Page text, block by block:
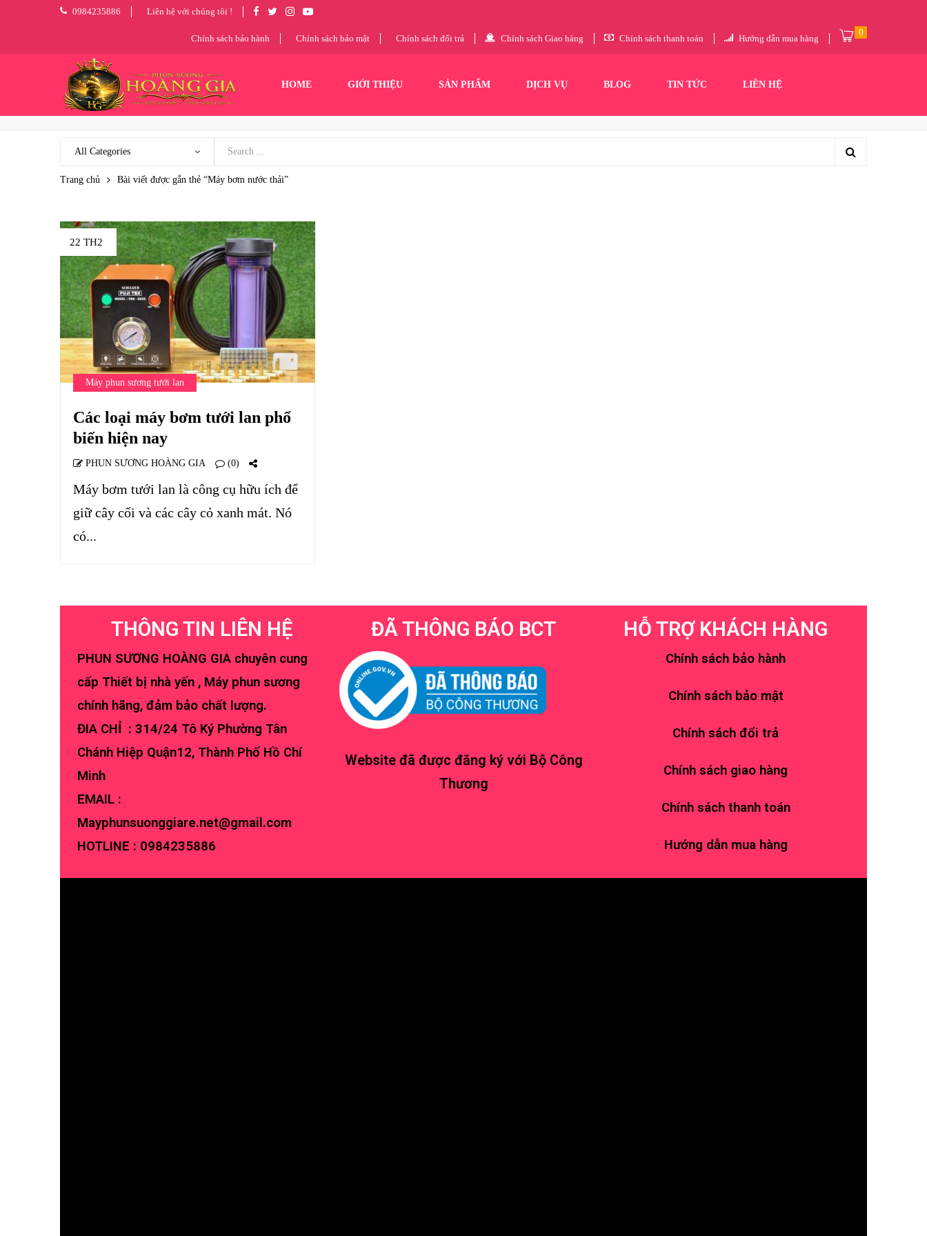
0984235886 Liên hệ với chúng tôi !
Chính sách bảo hành Chính sách bảo mật Chính sách đổi trả Chính sách Giao hàng Chính sách thanh toán Hướng dẫn mua hàng
0
HOME GIỚI THIỆU SẢN PHẨM DỊCH VỤ BLOG TIN TỨC LIÊN HỆ
Trang chủ Bài viết được gắn thẻ “Máy bơm nước thải”
22 TH2
Máy phun sương tưới lan
Các loại máy bơm tưới lan phổ
biến hiện nay
PHUN SƯƠNG HOÀNG GIA (0)
Máy bơm tưới lan là công cụ hữu ích để
giữ cây cối và các cây cỏ xanh mát. Nó
có...
THÔNG TIN LIÊN HỆ
PHUN SƯƠNG HOÀNG GIA chuyên cung
cấp Thiết bị nhà yến , Máy phun sương
chính hãng, đảm bảo chất lượng.
ĐIA CHỈ : 314/24 Tô Ký Phường Tân
Chánh Hiệp Quận12, Thành Phố Hồ Chí
Minh
EMAIL :
Mayphunsuonggiare.net@gmail.com
HOTLINE : 0984235886
ĐÃ THÔNG BÁO BCT
Website đã được đăng ký với Bộ Công
Thương
HỖ TRỢ KHÁCH HÀNG
Chính sách bảo hành
Chính sách bảo mật
Chính sách đổi trả
Chính sách giao hàng
Chính sách thanh toán
Hướng dẫn mua hàng